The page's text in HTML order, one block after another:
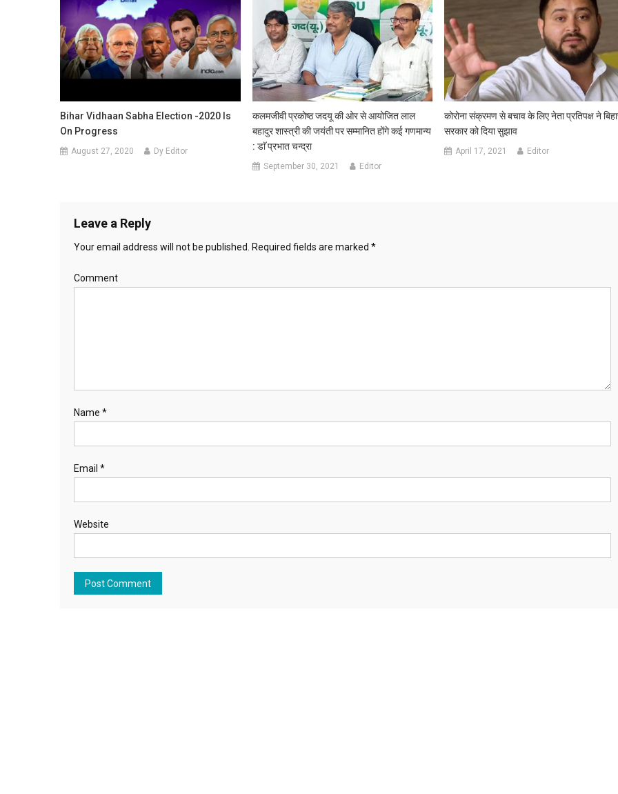
Bihar Vidhaan Sabha Election -2020 Is
On Progress
August 27, 2020 Dy Editor
कलमजीवी प्रकोष्ठ जदयू की ओर से आयोजित लाल
बहादुर शास्त्री की जयंती पर सम्मानित होंगे कई गणमान्य
: डाॅ प्रभात चन्द्रा
September 30, 2021 Editor
कोरोना संक्रमण से बचाव के लिए नेता प्रतिपक्ष ने
सरकार को दिया सुझाव
April 17, 2021 Editor
Leave a Reply
Your email address will not be published. Required fields are marked *
Comment
Name *
Email *
Website